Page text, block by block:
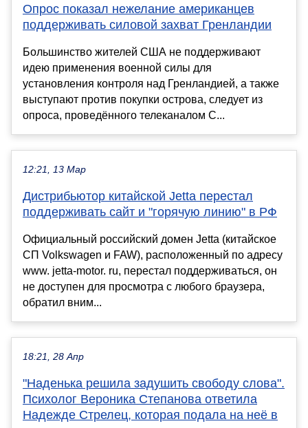
Опрос показал нежелание американцев
поддерживать силовой захват Гренландии
Большинство жителей США не поддерживают
идею применения военной силы для
установления контроля над Гренландией, а также
выступают против покупки острова, следует из
опроса, проведённого телеканалом C...
12:21, 13 Мар
Дистрибьютор китайской Jetta перестал
поддерживать сайт и "горячую линию" в РФ
Официальный российский домен Jetta (китайское
СП Volkswagen и FAW), расположенный по адресу
www. jetta-motor. ru, перестал поддерживаться, он
не доступен для просмотра с любого браузера,
обратил вним...
18:21, 28 Апр
"Наденька решила задушить свободу слова".
Психолог Вероника Степанова ответила
Надежде Стрелец, которая подала на неё в